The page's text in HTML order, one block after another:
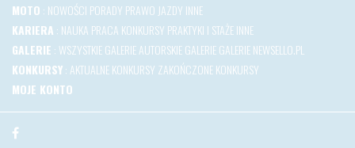
MOTO : NOWOŚCI PORADY PRAWO JAZDY INNE
KARIERA : NAUKA PRACA KONKURSY PRAKTYKI I STAŻEINNE
GALERIE : WSZYSTKIE GALERIEAUTORSKIE GALERIEGALERIE NEWSELLO.PL
KONKURSY: AKTUALNE KONKURSY ZAKOŃCZONE KONKURSY
MOJE KONTO